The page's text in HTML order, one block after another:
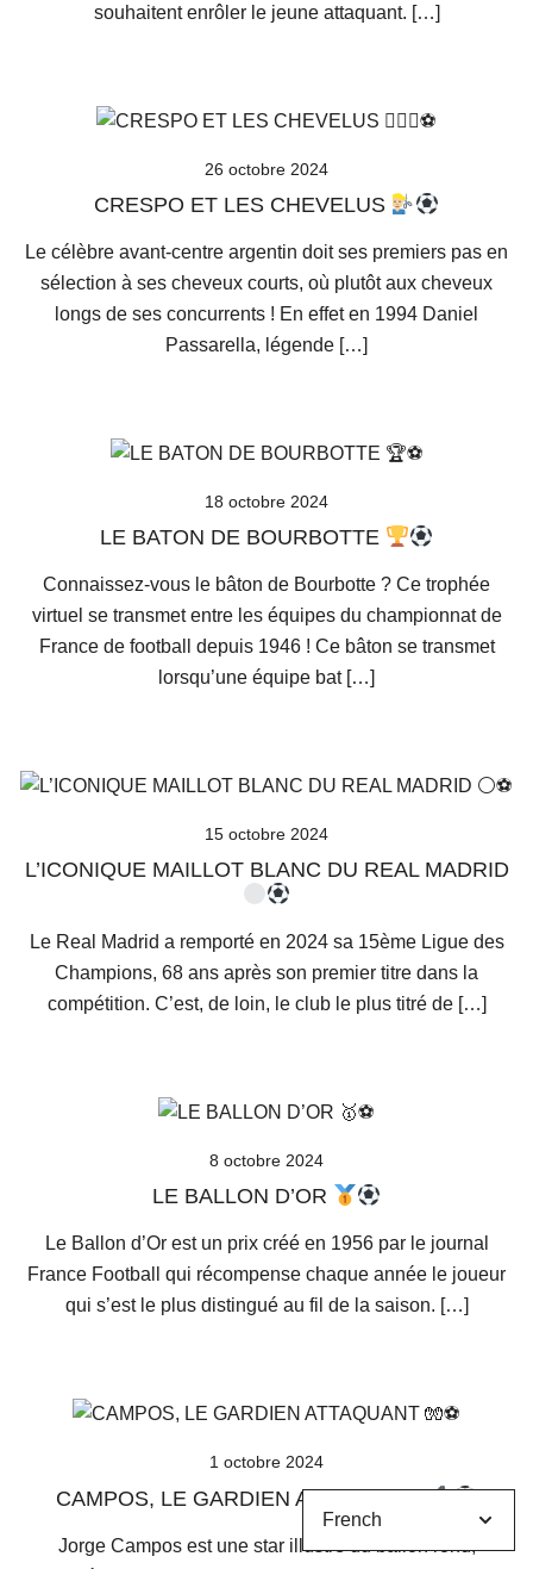
souhaitent enrôler le jeune attaquant. […]
26 octobre 2024
CRESPO ET LES CHEVELUS
Le célèbre avant-centre argentin doit ses premiers pas en
sélection à ses cheveux courts, où plutôt aux cheveux
longs de ses concurrents ! En effet en 1994 Daniel
Passarella, légende […]
18 octobre 2024
LE BATON DE BOURBOTTE
Connaissez-vous le bâton de Bourbotte ? Ce trophée
virtuel se transmet entre les équipes du championnat de
France de football depuis 1946 ! Ce bâton se transmet
lorsqu’une équipe bat […]
15 octobre 2024
L’ICONIQUE MAILLOT BLANC DU REAL MADRID
Le Real Madrid a remporté en 2024 sa 15ème Ligue des
Champions, 68 ans après son premier titre dans la
compétition. C’est, de loin, le club le plus titré de […]
8 octobre 2024
LE BALLON D’OR
Le Ballon d’Or est un prix créé en 1956 par le journal
France Football qui récompense chaque année le joueur
qui s’est le plus distingué au fil de la saison. […]
1 octobre 2024
CAMPOS, LE GARDIEN ATTAQUANT
Jorge Campos est une star illustre du ballon rond,